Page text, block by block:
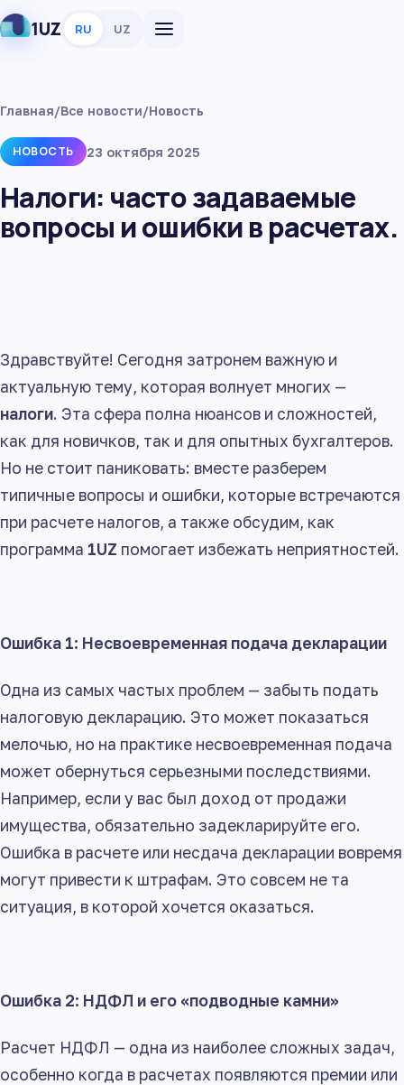
1UZ RU UZ
Главная/Все новости/Новость
НОВОСТЬ 23 октября 2025
Налоги: часто задаваемые
вопросы и ошибки в расчетах.
Здравствуйте! Сегодня затронем важную и
актуальную тему, которая волнует многих —
налоги. Эта сфера полна нюансов и сложностей,
как для новичков, так и для опытных бухгалтеров.
Но не стоит паниковать: вместе разберем
типичные вопросы и ошибки, которые встречаются
при расчете налогов, а также обсудим, как
программа 1UZ помогает избежать неприятностей.
Ошибка 1: Несвоевременная подача декларации
Одна из самых частых проблем — забыть подать
налоговую декларацию. Это может показаться
мелочью, но на практике несвоевременная подача
может обернуться серьезными последствиями.
Например, если у вас был доход от продажи
имущества, обязательно задекларируйте его.
Ошибка в расчете или несдача декларации вовремя
могут привести к штрафам. Это совсем не та
ситуация, в которой хочется оказаться.
Ошибка 2: НДФЛ и его «подводные камни»
Расчет НДФЛ — одна из наиболее сложных задач,
особенно когда в расчетах появляются премии или